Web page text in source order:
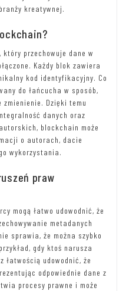
kreatywnej.
przechowuje dane w
Każdy blok zawiera
kod identyfikacyjny. Co
do łańcucha w sposób,
Dzięki temu
danych oraz
blockchain może
o autorach, dacie
wykorzystania.
praw
mogą łatwo udowodnić, że
metadanych
sprawia, że można szybko
gdy ktoś narusza
łatwością udowodnić, że
odpowiednie dane z
procesy prawne i może